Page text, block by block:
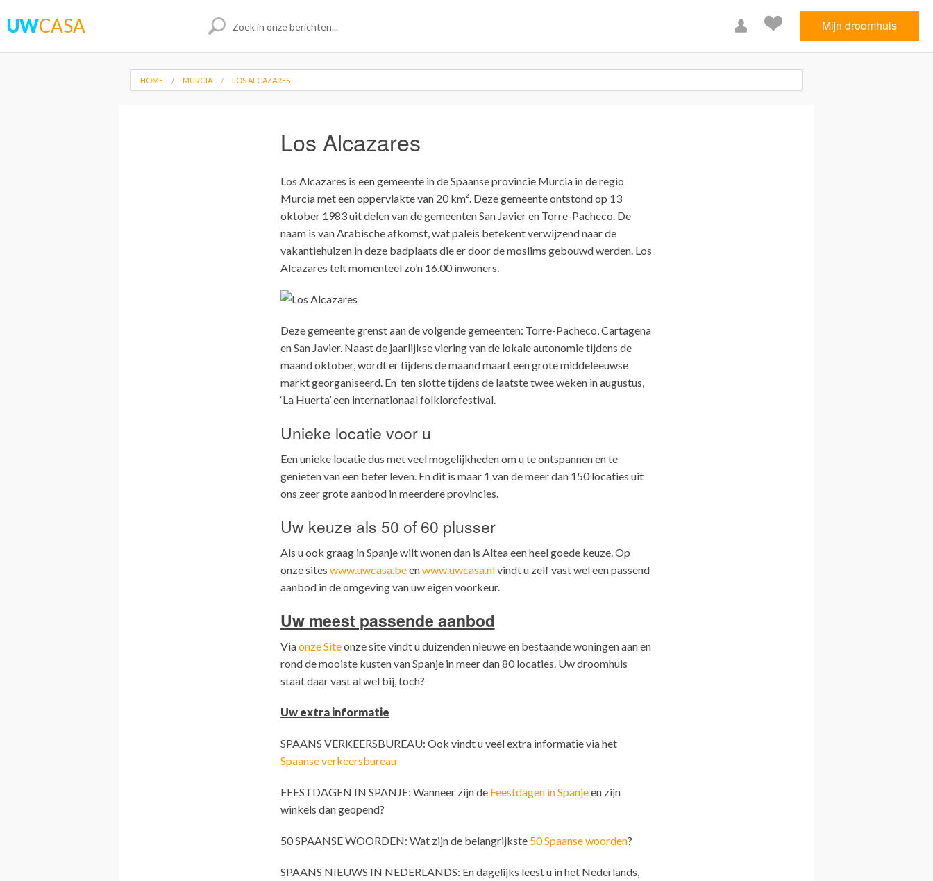
UWCASA Mijn droomhuis
HOME MURCIA LOS ALCAZARES
Los Alcazares
Los Alcazares is een gemeente in de Spaanse provincie Murcia in de regio
Murcia met een oppervlakte van 20 km². Deze gemeente ontstond op 13
oktober 1983 uit delen van de gemeenten San Javier en Torre-Pacheco. De
naam is van Arabische afkomst, wat paleis betekent verwijzend naar de
vakantiehuizen in deze badplaats die er door de moslims gebouwd werden. Los
Alcazares telt momenteel zo’n 16.00 inwoners.
Deze gemeente grenst aan de volgende gemeenten: Torre-Pacheco, Cartagena
en San Javier. Naast de jaarlijkse viering van de lokale autonomie tijdens de
maand oktober, wordt er tijdens de maand maart een grote middeleeuwse
markt georganiseerd. En ten slotte tijdens de laatste twee weken in augustus,
‘La Huerta’ een internationaal folklorefestival.
Unieke locatie voor u
Een unieke locatie dus met veel mogelijkheden om u te ontspannen en te
genieten van een beter leven. En dit is maar 1 van de meer dan 150 locaties uit
ons zeer grote aanbod in meerdere provincies.
Uw keuze als 50 of 60 plusser
Als u ook graag in Spanje wilt wonen dan is Altea een heel goede keuze. Op
onze sites www.uwcasa.beenwww.uwcasa.nlvindt u zelf vast wel een passend
aanbod in de omgeving van uw eigen voorkeur.
Uw meest passende aanbod
Viaonze Siteonze site vindt u duizenden nieuwe en bestaande woningen aan en
rond de mooiste kusten van Spanje in meer dan 80 locaties. Uw droomhuis
staat daar vast al wel bij, toch?
Uw extra informatie
SPAANS VERKEERSBUREAU: Ook vindt u veel extra informatie via het
Spaanse verkeersbureau
FEESTDAGEN IN SPANJE: Wanneer zijn de Feestdagen in Spanjeen zijn
winkels dan geopend?
50 SPAANSE WOORDEN: Wat zijn de belangrijkste 50 Spaanse woorden?
SPAANS NIEUWS IN NEDERLANDS: En dagelijks leest u in het Nederlands,